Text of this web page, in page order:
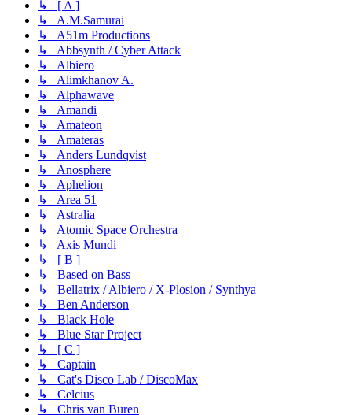
↳ [ A ]
↳ A.M.Samurai
↳ A51m Productions
↳ Abbsynth / Cyber Attack
↳ Albiero
↳ Alimkhanov A.
↳ Alphawave
↳ Amandi
↳ Amateon
↳ Amateras
↳ Anders Lundqvist
↳ Anosphere
↳ Aphelion
↳ Area 51
↳ Astralia
↳ Atomic Space Orchestra
↳ Axis Mundi
↳ [ B ]
↳ Based on Bass
↳ Bellatrix / Albiero / X-Plosion / Synthya
↳ Ben Anderson
↳ Black Hole
↳ Blue Star Project
↳ [ C ]
↳ Captain
↳ Cat's Disco Lab / DiscoMax
↳ Celcius
↳ Chris van Buren